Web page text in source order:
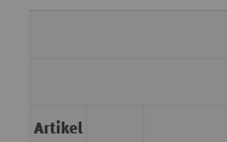
Artikel